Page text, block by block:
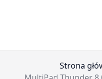
Strona